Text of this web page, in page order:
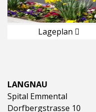
Lageplan
LANGNAU
Spital Emmental
Dorfbergstrasse 10